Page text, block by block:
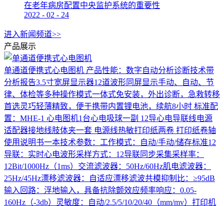
在老年病房配置中央监护系统的重要性
2022 - 02 - 24
进入新闻频道>>
产品展示
单通道便携式心电图机 产品性能：数字自动分析诊断技术带
分析报告3.5寸宽屏显示器12道波形同屏显示手动、自动、节
律、体检等多种操作模式一体式免安装，外出诊断，急救转移
首选灵巧轻薄精致，便于携带内置锂电池，续航8小时 标准配
置：MHE-1 心电图机1台心电吸球一副 12导心电导联线电源
适配器接地线肢体夹一套 电源线热敏打印纸两卷 打印纸卷轴
使用说明书一本技术参数：工作模式：自动/手动/储存标准12
导联：实时心电波形采样方式：12导联同步采集采样率：
12Bit/1000Hz（1ms）交流滤波器：50Hz/60Hz肌电滤波器：
25Hz/45Hz漂移滤波器：自适应漂移滤波共模抑制比：≥95dB
输入回路：浮地输入，具备抗除颤效应频率响应：0.05-
160Hz（-3db）灵敏度：自动/2.5/5/10/20/40（mm/mv）打印机